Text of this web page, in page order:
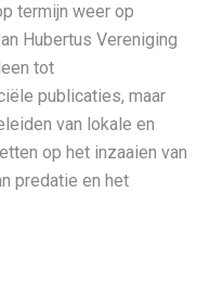
termijn weer op
Hubertus Vereniging
tot
publicaties, maar
van lokale en
op het inzaaien van
predatie en het